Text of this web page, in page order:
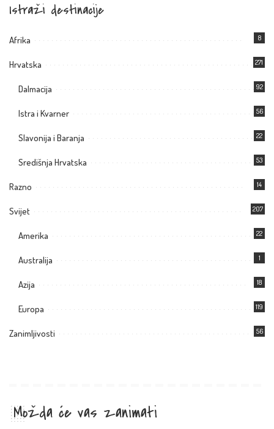
Istraži destinacije
Afrika 8
Hrvatska 271
Dalmacija 92
Istra i Kvarner 56
Slavonija i Baranja 22
Središnja Hrvatska 53
Razno 14
Svijet 207
Amerika 22
Australija 1
Azija 18
Europa 119
Zanimljivosti 56
Možda će vas zanimati